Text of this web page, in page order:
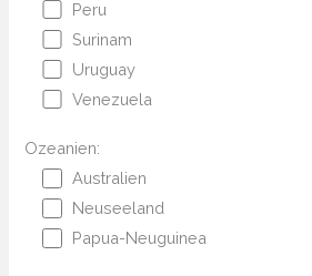
Peru
Surinam
Uruguay
Venezuela
Ozeanien:
Australien
Neuseeland
Papua-Neuguinea